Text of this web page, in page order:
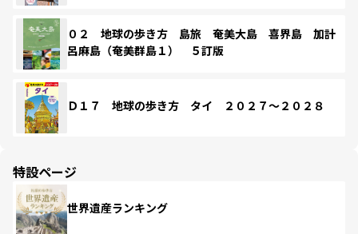
０２ 地球の歩き方 島旅 奄美大島 喜界島 加計
呂麻島（奄美群島１） ５訂版
Ｄ１７ 地球の歩き方 タイ ２０２７～２０２８
特設ページ
世界遺産ランキング